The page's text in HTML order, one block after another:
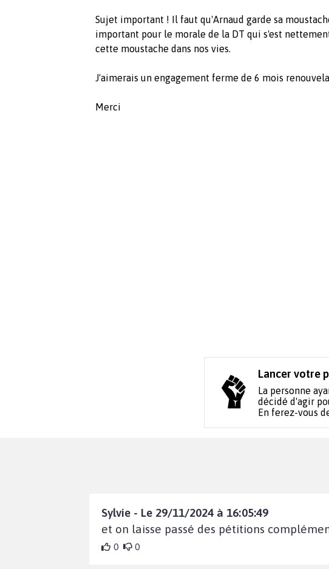
Sujet important ! Il faut qu'Arnaud garde sa
important pour le morale de la DT qui s'est
cette moustache dans nos vies.
J'aimerais un engagement ferme de 6 mois
Merci
Lancer votre
La personne
décidé d'agir
En ferez-vous
Sylvie - Le 29/11/2024 à 16:05:49
et on laisse passé des pétitions
0 0